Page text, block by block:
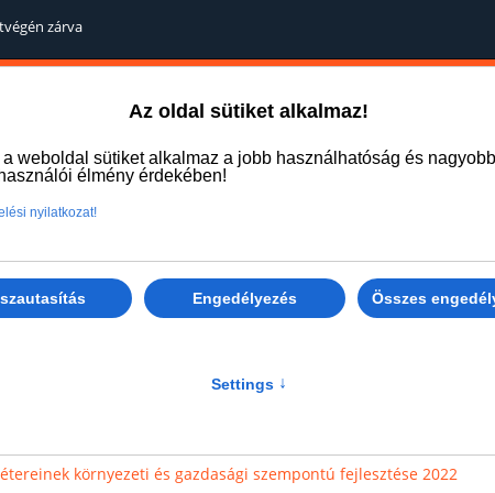
Az oldal sütiket alkalmaz!
a weboldal sütiket alkalmaz a jobb használhatóság és nagyobb
élmény érdekében!
nyilatkozat!
Engedélyezés Összes
Settings ↑
zárva
Home Products Services Informations
környezeti és gazdasági szempontú fejlesztése 2022